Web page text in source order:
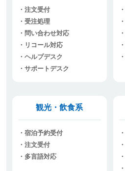
注文受付
受注処理
問い合わせ対応
リコール対応
ヘルプデスク
サポートデスク
観光・飲食系
宿泊予約受付
注文受付
多言語対応